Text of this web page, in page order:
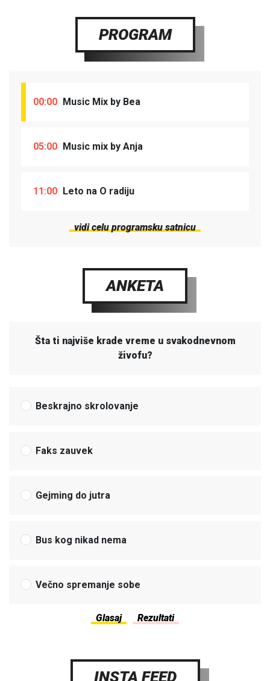
PROGRAM
00:00 Music Mix by Bea
05:00 Music mix by Anja
11:00 Leto na O radiju
vidi celu programsku satnicu
ANKETA
Šta ti najviše krade vreme u svakodnevnom
živofu?
Beskrajno skrolovanje
Faks zauvek
Gejming do jutra
Bus kog nikad nema
Večno spremanje sobe
INSTA FEED